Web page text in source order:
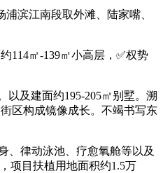
滨江南段取外滩、陆家嘴、
㎡-139㎡小高层，✅权势
及建面约195-205㎡别墅。溯
区构成镜像成长。不竭书写东
律动泳池、疗愈氧舱等以及
项目扶植用地面积约1.5万